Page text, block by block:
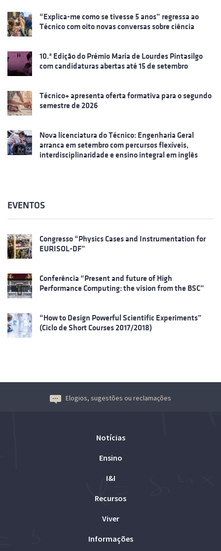
“Explica-me como se tivesse 5 anos” regressa ao
Técnico com oito novas conversas sobre ciência
10.ª Edição do Prémio Maria de Lourdes Pintasilgo
com candidaturas abertas até 15 de setembro
Técnico+ apresenta oferta formativa para o segundo
semestre de 2026
Nova licenciatura do Técnico: Engenharia Geral
arranca em setembro com percursos flexíveis,
interdisciplinaridade e ensino integral em inglês
EVENTOS
Congresso “Physics Cases and Instrumentation for
EURISOL-DF”
Conferência “Present and future of High
Performance Computing: the vision from the BSC”
“How to Design Powerful Scientific Experiments”
(Ciclo de Short Courses 2017/2018)
Elogios, sugestões ou reclamações
Notícias
Ensino
I&I
Recursos
Viver
Informações